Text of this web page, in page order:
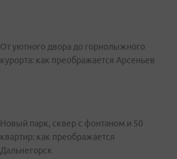
От уютного двора до горнолыжного
курорта: как преображается Арсеньев
Новый парк, сквер с фонтаном и 50
квартир: как преображается
Дальнегорск